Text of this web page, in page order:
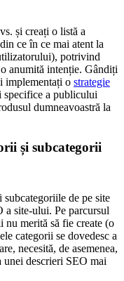
și creați o listă a
ce în ce mai atent la
potrivind
anumită intenție. Gândiți
implementați o strategie
specifice a publicului
dumneavoastră la
și subcategorii
de pe site
a site-ului. Pe parcursul
nu merită să fie create (o
categorii se dovedesc a
necesită, de asemenea,
unei descrieri SEO mai